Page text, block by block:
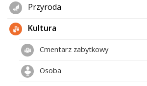
Przyroda
Kultura
Cmentarz zabytkowy
Osoba